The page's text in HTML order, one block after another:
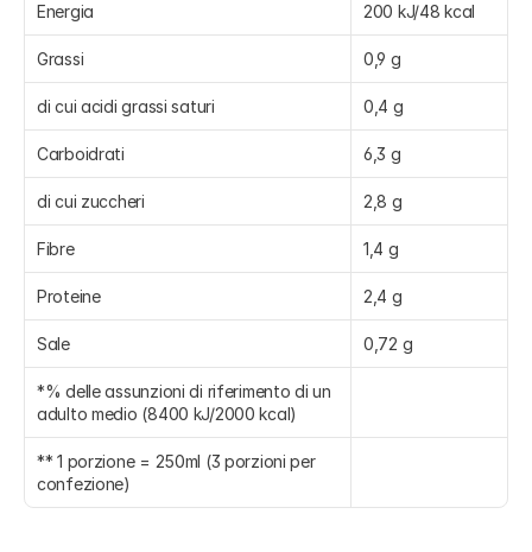
Energia 200 kJ/48 kcal
Grassi 0,9 g
di cui acidi grassi saturi 0,4 g
Carboidrati 6,3 g
di cui zuccheri 2,8 g
Fibre 1,4 g
Proteine 2,4 g
Sale 0,72 g
*% delle assunzioni di riferimento di un
adulto medio (8400 kJ/2000 kcal)
** 1 porzione = 250ml (3 porzioni per
confezione)